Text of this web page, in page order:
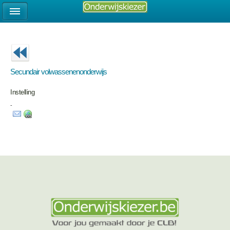
Secundair volwassenenonderwijs
Instelling
-